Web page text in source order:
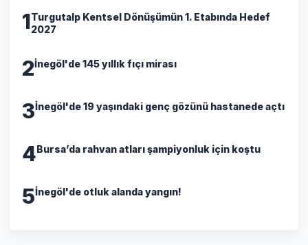
1Turgutalp Kentsel Dönüşümün 1. Etabında Hedef
2027
2İnegöl'de 145 yıllık fıçı mirası
3İnegöl'de 19 yaşındaki genç gözünü hastanede açtı
4Bursa’da rahvan atları şampiyonluk için koştu
5İnegöl'de otluk alanda yangın!